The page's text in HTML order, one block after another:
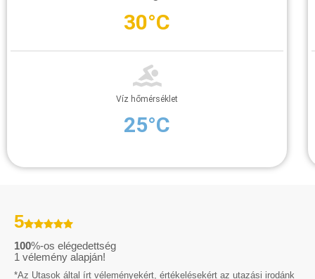
30°C
Víz hőmérséklet
25°C
5
100%-os elégedettség
1 vélemény alapján!
*Az Utasok által írt véleményekért, értékelésekért az utazási irodánk